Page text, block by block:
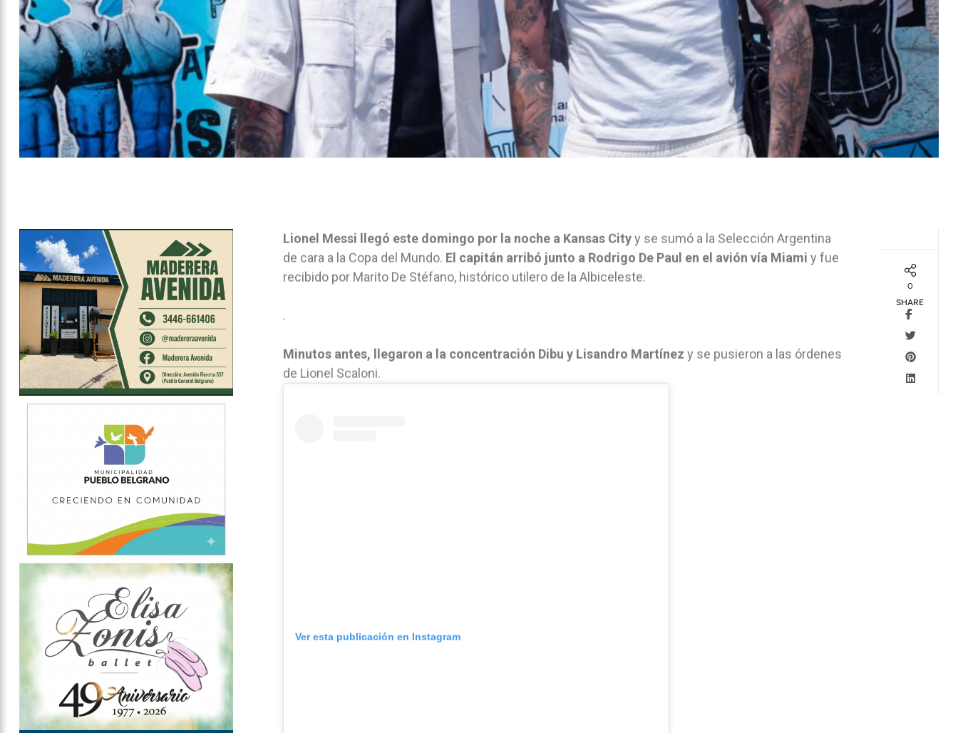
Lionel Messi llegó este domingo por la noche a Kansas Cityy se sumó a la Selección Argentina
de cara a la Copa del Mundo. El capitán arribó junto a Rodrigo De Paul en el avión vía Miami y fue
recibido por Marito De Stéfano, histórico utilero de la Albiceleste.
.
Minutos antes, llegaron a la concentración Dibu y Lisandro Martínez y se pusieron a las órdenes
de Lionel Scaloni.
Ver esta publicación en Instagram
0
SHARE